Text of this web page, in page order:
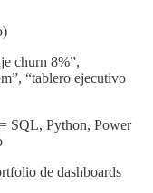
churn 8%”,
“tablero ejecutivo
= SQL, Python, Power
de dashboards